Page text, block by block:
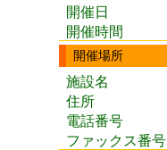
開催日
開催時間
開催場所
施設名
住所
電話番号
ファックス番号